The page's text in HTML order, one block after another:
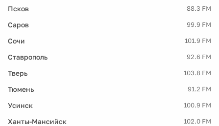
Псков 88.3 FM
Саров 99.9 FM
Сочи 101.9 FM
Ставрополь 92.6 FM
Тверь 103.8 FM
Тюмень 91.2 FM
Усинск 100.9 FM
Ханты-Мансийск 102.0 FM